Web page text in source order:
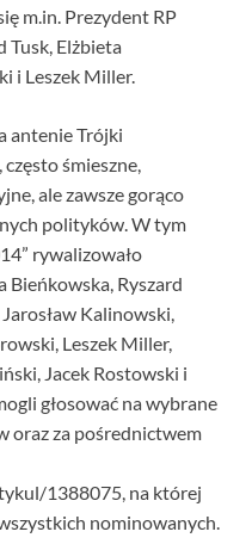
m.in. Prezydent RP
Tusk, Elżbieta
i Leszek Miller.
antenie Trójki
śmieszne,
ale zawsze gorąco
polityków. W tym
rywalizowało
Bieńkowska, Ryszard
Kalinowski,
Leszek Miller,
Jacek Rostowski i
głosować na wybrane
oraz za pośrednictwem
1388075, na której
nominowanych.